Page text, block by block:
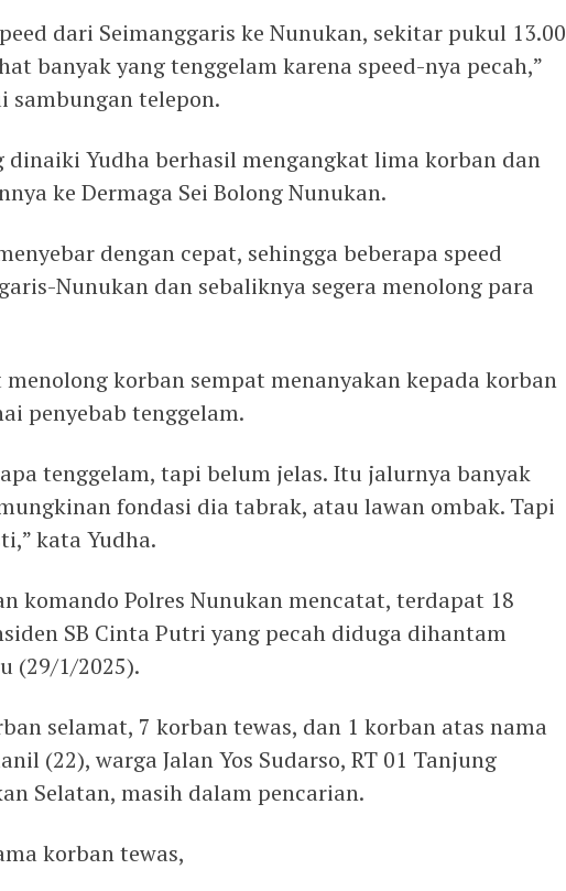
dari Seimanggaris ke Nunukan, sekitar pukul 13.00
banyak yang tenggelam karena speed-nya pecah,”
telepon.
dinaiki Yudha berhasil mengangkat lima korban dan
ke Dermaga Sei Bolong Nunukan.
dengan cepat, sehingga beberapa speed
Nunukan dan sebaliknya segera menolong para
korban sempat menanyakan kepada korban
penyebab tenggelam.
tenggelam, tapi belum jelas. Itu jalurnya banyak
fondasi dia tabrak, atau lawan ombak. Tapi
kata Yudha.
komando Polres Nunukan mencatat, terdapat 18
SB Cinta Putri yang pecah diduga dihantam
(29/1/2025).
selamat, 7 korban tewas, dan 1 korban atas nama
(22), warga Jalan Yos Sudarso, RT 01 Tanjung
Selatan, masih dalam pencarian.
korban tewas,